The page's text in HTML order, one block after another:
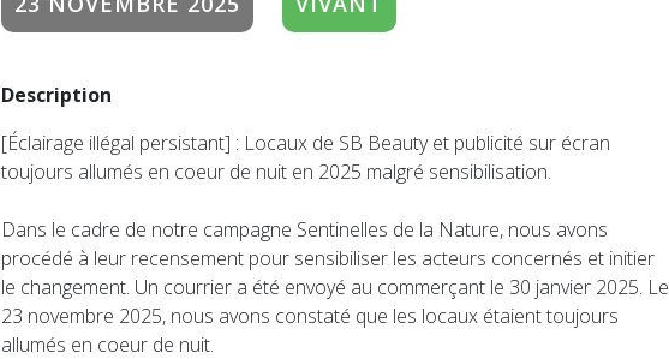
Description
[Éclairage illégal persistant] : Locaux de SB Beauty et publicité sur écran
toujours allumés en coeur de nuit en 2025 malgré sensibilisation.
Dans le cadre de notre campagne Sentinelles de la Nature, nous avons
procédé à leur recensement pour sensibiliser les acteurs concernés et initier
le changement. Un courrier a été envoyé au commerçant le 30 janvier 2025. Le
23 novembre 2025, nous avons constaté que les locaux étaient toujours
allumés en coeur de nuit.